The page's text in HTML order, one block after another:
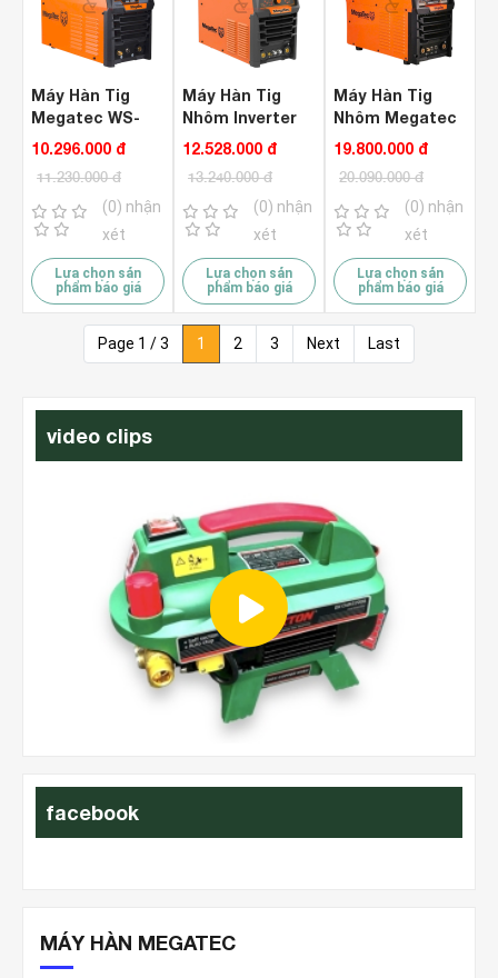
video clips
facebook
MÁY HÀN MEGATEC
Máy Hàn Tig
Megatec WS-
300S Inverter ( 3
10.296.000 đ
11.230.000 đ
(0) nhận
xét
Lựa chọn sản
phẩm báo giá
Máy Hàn Tig
Nhôm Inverter
Megatec WSME-
Pha 220V )
12.528.000 đ
13.240.000 đ
(0) nhận
xét
Lựa chọn sản
phẩm báo giá
Máy Hàn Tig
Nhôm Megatec
WSME-
Pha 380V )
19.800.000 đ
20.090.000 đ
(0) nhận
xét
Lựa chọn sản
phẩm báo giá
Page 1 / 3 1 2 3 Next Last